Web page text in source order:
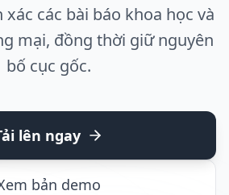
các bài báo khoa học và
mại, đồng thời giữ nguyên
bố cục gốc.
lên ngay
bản demo